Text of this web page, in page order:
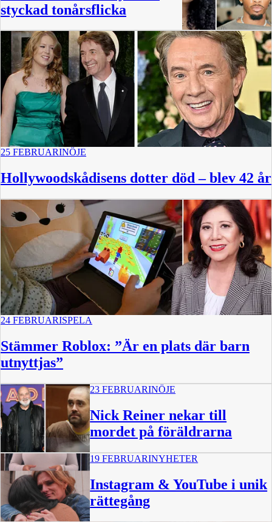
styckad tonårsflicka
25 FEBRUARINÖJE
Hollywoodskådisens dotter död – blev 42 år
24 FEBRUARISPELA
Stämmer Roblox: ”Är en plats där barn
utnyttjas”
23 FEBRUARINÖJE
Nick Reiner nekar till
mordet på föräldrarna
19 FEBRUARINYHETER
Instagram & YouTube i unik
rättegång